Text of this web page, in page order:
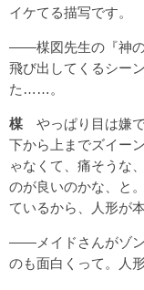
イケてる描写です。
――楳図先生の『神の
飛び出してくるシー
た……。
楳 やっぱり目は嫌
下から上までズイー
ゃなくて、痛そうな
のが良いのかな、と
ているから、人形が
――メイドさんがゾン
のも面白くって。人